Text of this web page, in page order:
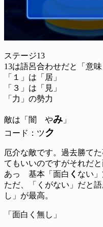
ステージ13
13は語呂合わせだと「意味
「１」は「居」
「３」は「見」
「力」の勢力
敵は「闇 やみ 」
コード：ツク
厄介な敵です。過去勝て
てもいいのですがそれだ
あっ 基本「面白 く ない
ただ、「くがない」だと
し」が最高。
「面白く無し」